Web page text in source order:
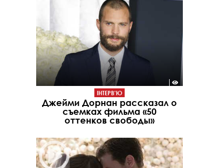
ІНТЕРВ'Ю
Джейми Дорнан рассказал о
съемках фильма «50
оттенков свободы»